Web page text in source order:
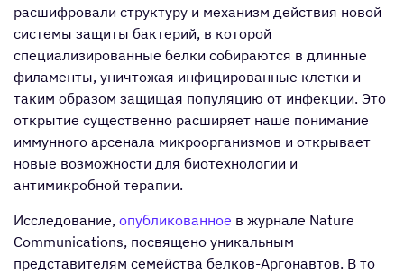
расшифровали структуру и механизм действия новой
системы защиты бактерий, в которой
специализированные белки собираются в длинные
филаменты, уничтожая инфицированные клетки и
таким образом защищая популяцию от инфекции. Это
открытие существенно расширяет наше понимание
иммунного арсенала микроорганизмов и открывает
новые возможности для биотехнологии и
антимикробной терапии.
Исследование, опубликованное в журнале Nature
Communications, посвящено уникальным
представителям семейства белков-Аргонавтов. В то